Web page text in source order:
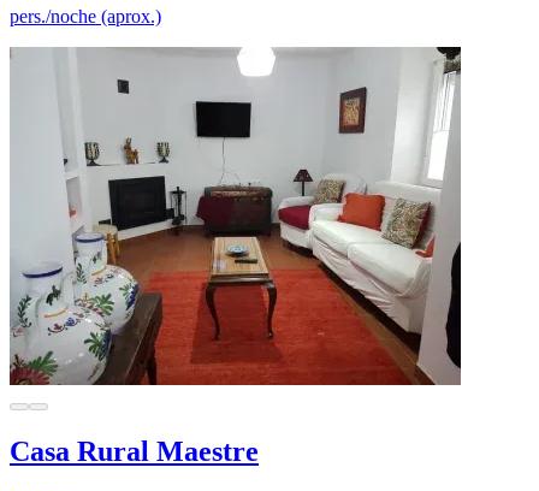
pers./noche (aprox.)
Casa Rural Maestre